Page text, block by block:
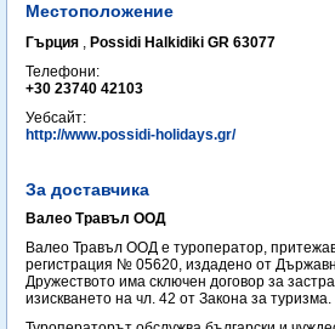
Местоположение
Гърция , Possidi Halkidiki GR 63077
Телефони:
+30 23740 42103
Уебсайт:
http://www.possidi-holidays.gr/
За доставчика
Валео Травъл ООД
Валео Травъл ООД е туроператор,
регистрация № 05620, издадено от
Дружеството има сключен договор за
изискването на чл. 42 от Закона за туризма.